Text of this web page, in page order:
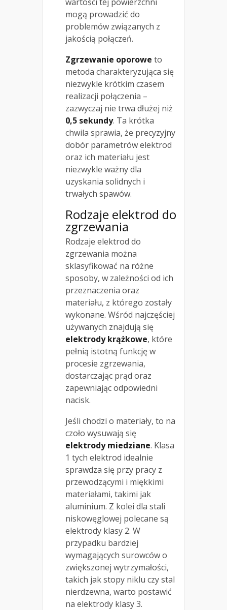
mogą prowadzić do
problemów związanych z
jakością połączeń.
Zgrzewanie oporowe to
metoda charakteryzująca się
niezwykle krótkim czasem
realizacji połączenia –
zazwyczaj nie trwa dłużej niż
0,5 sekundy. Ta krótka
chwila sprawia, że precyzyjny
dobór parametrów elektrod
oraz ich materiału jest
niezwykle ważny dla
uzyskania solidnych i
trwałych spawów.
Rodzaje elektrod do
zgrzewania
Rodzaje elektrod do
zgrzewania można
sklasyfikować na różne
sposoby, w zależności od ich
przeznaczenia oraz
materiału, z którego zostały
wykonane. Wśród najczęściej
używanych znajdują się
elektrody krążkowe, które
pełnią istotną funkcję w
procesie zgrzewania,
dostarczając prąd oraz
zapewniając odpowiedni
nacisk.
Jeśli chodzi o materiały, to na
czoło wysuwają się
elektrody miedziane. Klasa
1 tych elektrod idealnie
sprawdza się przy pracy z
przewodzącymi i miękkimi
materiałami, takimi jak
aluminium. Z kolei dla stali
niskowęglowej polecane są
elektrody klasy 2. W
przypadku bardziej
wymagających surowców o
zwiększonej wytrzymałości,
takich jak stopy niklu czy stal
nierdzewna, warto postawić
na elektrody klasy 3.